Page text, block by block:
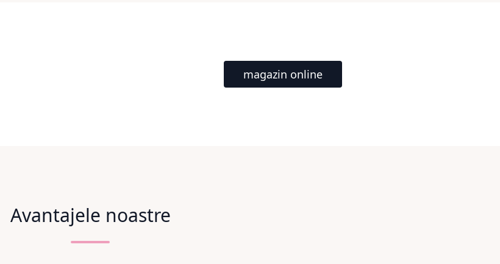
magazin online
Avantajele noastre